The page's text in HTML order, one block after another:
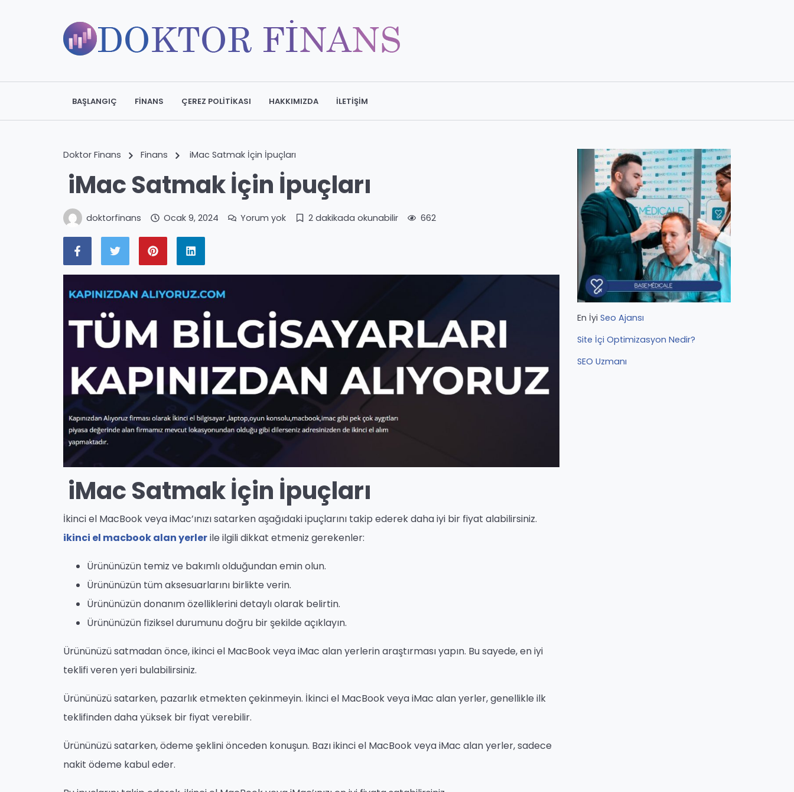
BAŞLANGIÇ FINANS ÇEREZ POLITIKASI HAKKIMIZDA İLETIŞIM
Doktor Finans Finans iMac Satmak İçin İpuçları
iMac Satmak İçin İpuçları
doktorfinans Ocak 9, 2024 Yorum yok 2 dakikada okunabilir 662
iMac Satmak İçin İpuçları
İkinci el MacBook veya iMac’ınızı satarken aşağıdaki ipuçlarını takip ederek daha iyi bir fiyat alabilirsiniz.
ikinci el macbook alan yerlerile ilgili dikkat etmeniz gerekenler:
Ürününüzün temiz ve bakımlı olduğundan emin olun.
Ürününüzün tüm aksesuarlarını birlikte verin.
Ürününüzün donanım özelliklerini detaylı olarak belirtin.
Ürününüzün fiziksel durumunu doğru bir şekilde açıklayın.
Ürününüzü satmadan önce, ikinci el MacBook veya iMac alan yerlerin araştırması yapın. Bu sayede, en iyi
teklifi veren yeri bulabilirsiniz.
Ürününüzü satarken, pazarlık etmekten çekinmeyin. İkinci el MacBook veya iMac alan yerler, genellikle ilk
teklifinden daha yüksek bir fiyat verebilir.
Ürününüzü satarken, ödeme şeklini önceden konuşun. Bazı ikinci el MacBook veya iMac alan yerler, sadece
nakit ödeme kabul eder.
En İyi Seo Ajansı
Site İçi Optimizasyon Nedir?
SEO Uzmanı